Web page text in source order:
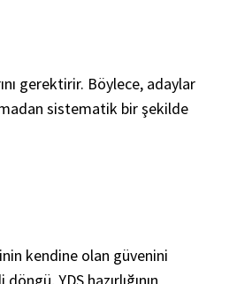
gerektirir. Böylece, adaylar
sistematik bir şekilde
kendine olan güvenini
YDS hazırlığının